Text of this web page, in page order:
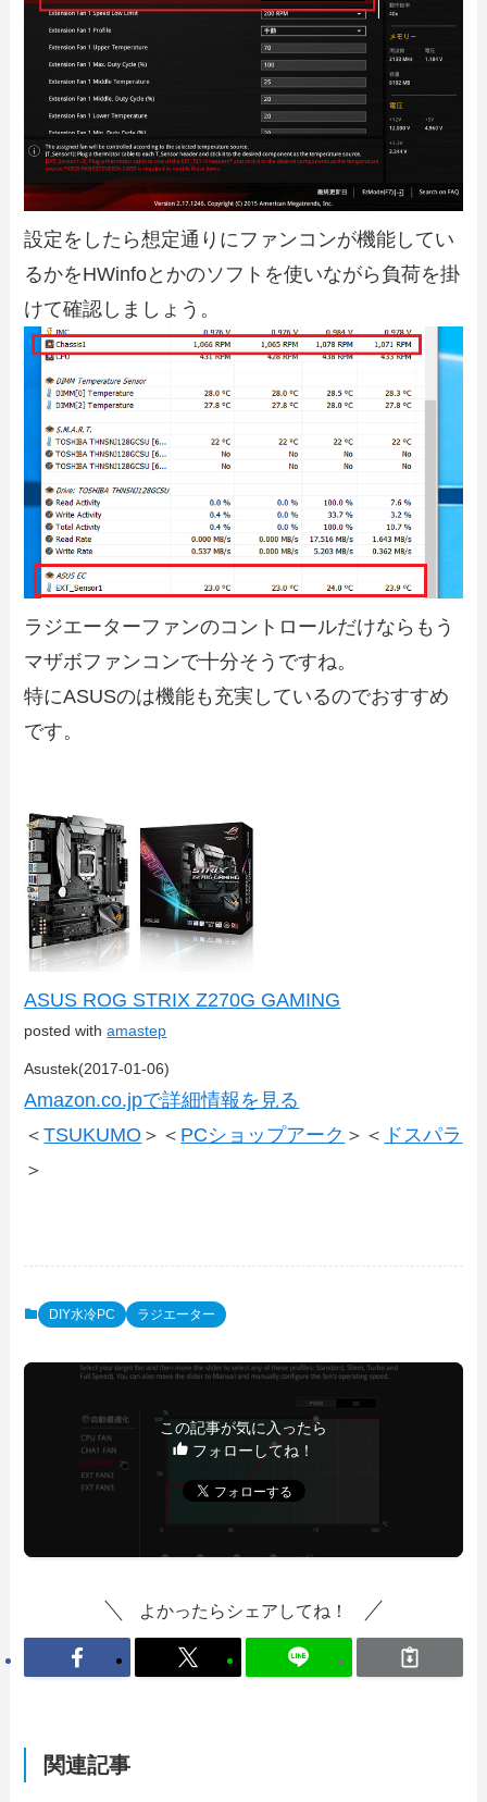
設定をしたら想定通りにファンコンが機能してい
るかをHWinfoとかのソフトを使いながら負荷を掛
けて確認しましょう。
ラジエーターファンのコントロールだけならもう
マザボファンコンで十分そうですね。
特にASUSのは機能も充実しているのでおすすめ
です。
ASUS ROG STRIX Z270G GAMING
posted withamastep
Asustek(2017-01-06)
Amazon.co.jpで詳細情報を見る
＜TSUKUMO ＞＜ PCショップアーク ＞＜ ドスパラ
＞
DIY水冷PC ラジエーター
この記事が気に入ったら
フォローしてね！
よかったらシェアしてね！
関連記事